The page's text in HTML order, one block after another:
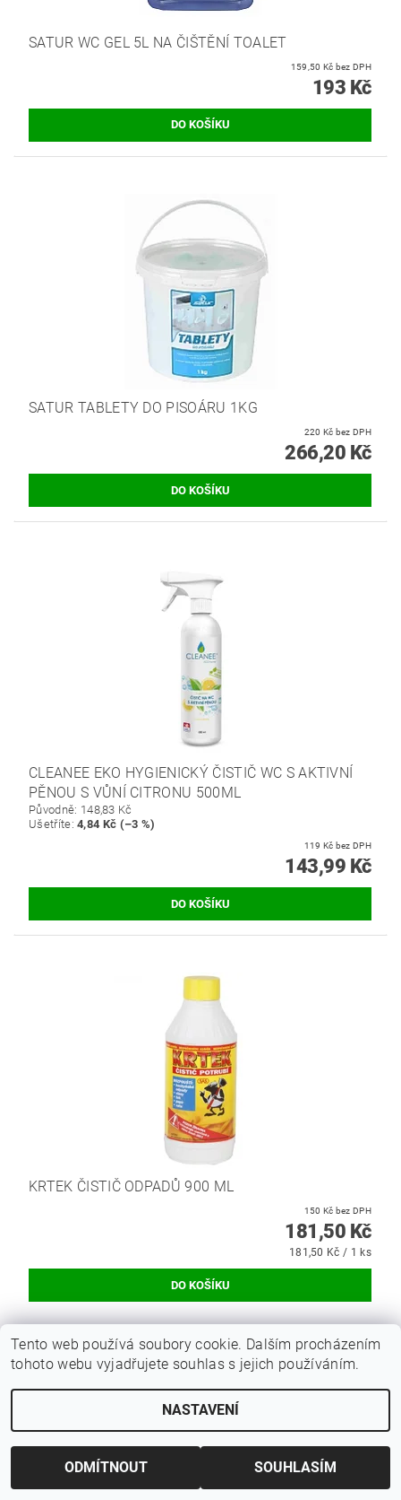
SATUR WC GEL 5L NA ČIŠTĚNÍ TOALET
159,50 Kč bez DPH
193 Kč
SATUR TABLETY DO PISOÁRU 1KG
220 Kč bez DPH
266,20 Kč
CLEANEE EKO HYGIENICKÝ ČISTIČ WC S AKTIVNÍ
PĚNOU S VŮNÍ CITRONU 500ML
Původně: 148,83 Kč
Ušetříte:4,84 Kč (–3 %)
119 Kč bez DPH
143,99 Kč
KRTEK ČISTIČ ODPADŮ 900 ML
150 Kč bez DPH
181,50 Kč
181,50 Kč / 1 ks
Hmotnost 0.1 kg
Buďte první, kdo napíše příspěvek k této položce.
Přidat komentář
Tento web používá soubory cookie. Dalším procházením
tohoto webu vyjadřujete souhlas s jejich používáním.
NASTAVENÍ
ODMÍTNOUT SOUHLASÍM